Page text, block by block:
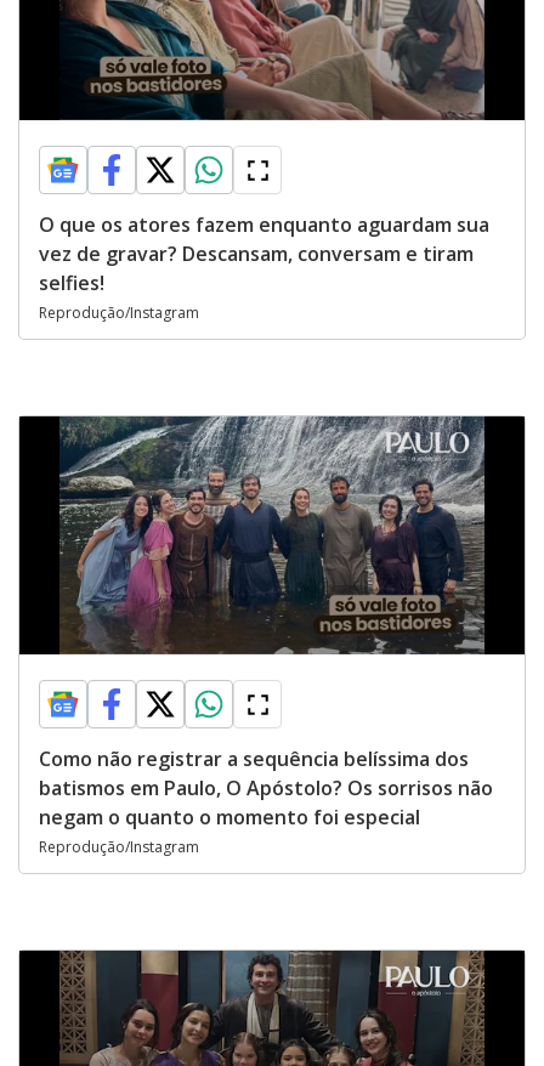
O que os atores fazem enquanto aguardam sua
vez de gravar? Descansam, conversam e tiram
selfies!
Reprodução/Instagram
Como não registrar a sequência belíssima dos
batismos em Paulo, O Apóstolo? Os sorrisos não
negam o quanto o momento foi especial
Reprodução/Instagram